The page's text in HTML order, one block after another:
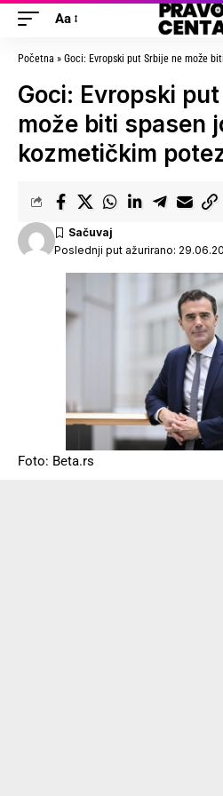
Aa
Početna » Goci: Evropski put Srbije ne može biti
Goci: Evropski
može biti spasen
kozmetičkim
Poslednji put ažurirano:
Foto: Beta.rs